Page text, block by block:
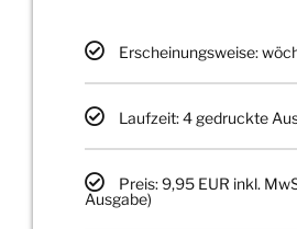
Erscheinungsweise:
Laufzeit: 4 gedruckte
Preis: 9,95 EUR inkl.
Ausgabe)